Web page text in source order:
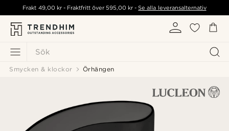
Sök
Frakt 49,00 kr- Fraktfritt över595,00 kr -Se alla leveransalternativ
Smycken & klockor Örhängen